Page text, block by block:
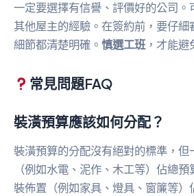
一定要選擇有信譽、評價好的公司。
其他屋主的經驗。在簽約前，要仔細
細節都清楚明確。 慎選工班，才能避
常見問題FAQ
裝潢預算應該如何分配？
裝潢預算的分配沒有絕對的標準，但
（例如水電、泥作、木工等）佔總
裝佈置（例如家具、燈具、窗簾等